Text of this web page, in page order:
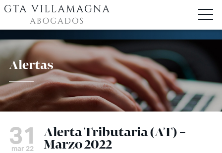
Alertas
31
mar 22
Alerta Tributaria (AT) –
Marzo 2022